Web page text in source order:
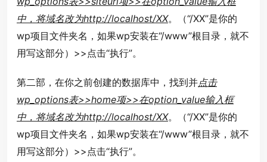
中，将域名改为http://localhost/XX。（“/XX”是你的
wp项目文件夹名，如果wp安装在“/www”根目录，就不
用写这部分）>>点击“执行”。
第二部，在你之前创建的数据库中，找到并点击
wp_options表>>home项>>在option_value输入框
中，将域名改为http://localhost/XX。（“/XX”是你的
wp项目文件夹名，如果wp安装在“/www”根目录，就不
用写这部分）>>点击“执行”。